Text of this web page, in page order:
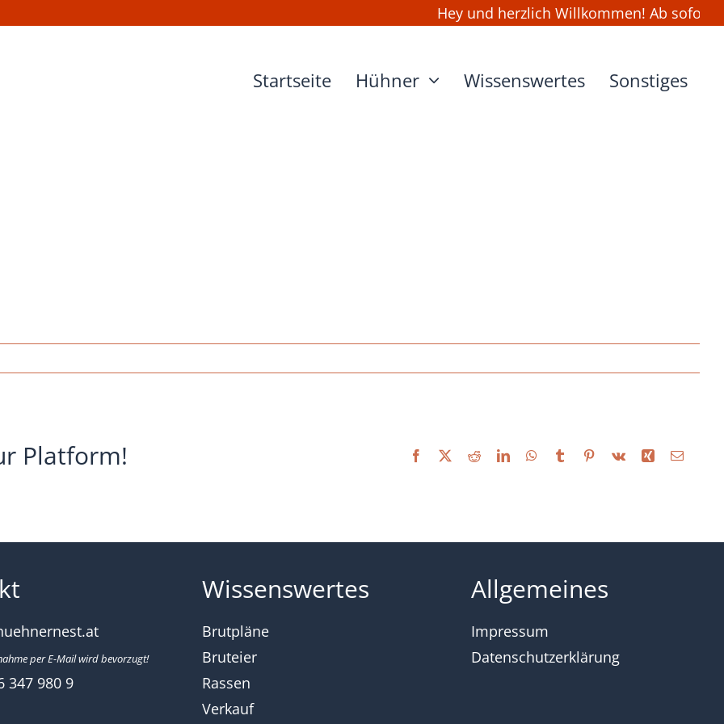
Hey und herzlich Willkommen! Ab sofort
Startseite Hühner Wissenswertes Sonstiges
Platform! Facebook RedditLinkedInWhatsApp
Tumblr Pinterest
Vk Xing Email
per E-Mail wird bevorzugt!
347 980 9
Wissenswertes
Brutpläne
Bruteier
Rassen
Verkauf
Allgemeines
Impressum
Datenschutzerklärung